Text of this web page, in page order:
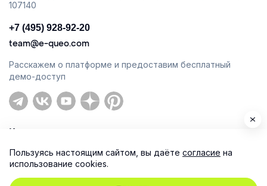
107140
+7 (495) 928-92-20
team@e-queo.com
Расскажем о платформе и предоставим бесплатный
демо-доступ
Компания
Продукт
Пользуясь настоящим сайтом, вы даёте согласие на
использование cookies.